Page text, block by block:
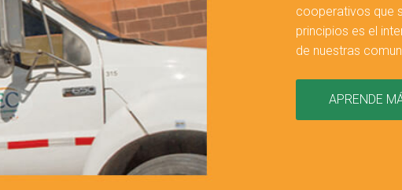
cooperativos que
principios es el
de nuestras
APRENDE